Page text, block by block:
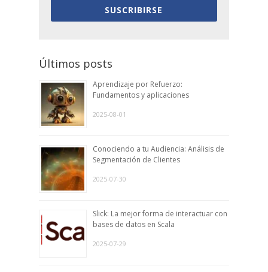
SUSCRIBIRSE
Últimos posts
Aprendizaje por Refuerzo:
Fundamentos y aplicaciones
2025-08-01
Conociendo a tu Audiencia: Análisis de
Segmentación de Clientes
2025-07-30
Slick: La mejor forma de interactuar con
bases de datos en Scala
2025-07-29